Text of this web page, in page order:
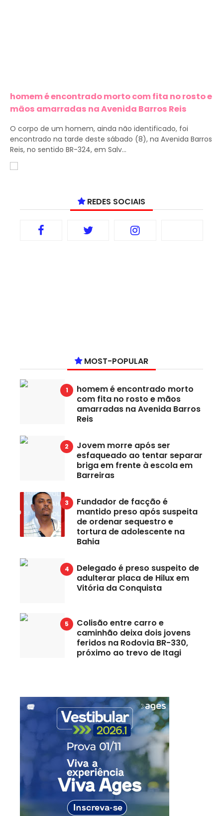
homem é encontrado morto com fita no rosto e
mãos amarradas na Avenida Barros Reis
O corpo de um homem, ainda não identificado, foi
encontrado na tarde deste sábado (8), na Avenida Barros
Reis, no sentido BR-324, em Salv...
REDES SOCIAIS
MOST-POPULAR
homem é encontrado morto
com fita no rosto e mãos
amarradas na Avenida Barros
Reis
Jovem morre após ser
esfaqueado ao tentar separar
briga em frente à escola em
Barreiras
Fundador de facção é
mantido preso após suspeita
de ordenar sequestro e
tortura de adolescente na
Bahia
Delegado é preso suspeito de
adulterar placa de Hilux em
Vitória da Conquista
Colisão entre carro e
caminhão deixa dois jovens
feridos na Rodovia BR-330,
próximo ao trevo de Itagi